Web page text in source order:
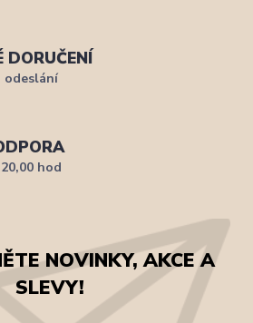
DORUČENÍ
odeslání
hod
NOVINKY, AKCE A
SLEVY!